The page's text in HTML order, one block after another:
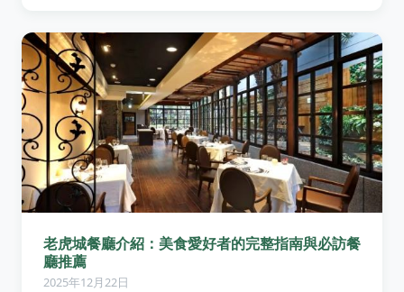
老虎城餐廳介紹：美食愛好者的完整指南與必訪餐
廳推薦
2025年12月22日